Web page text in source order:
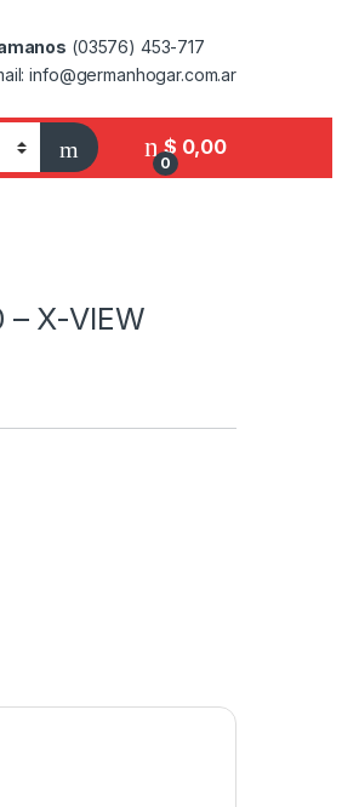
(03576) 453-717
info@germanhogar.com.ar
0
$ 0,00
X-VIEW